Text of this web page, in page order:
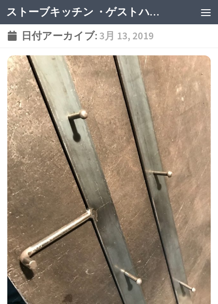
ストーブキッチン ・ゲストハウス
日付アーカイブ: 3月 13, 2019